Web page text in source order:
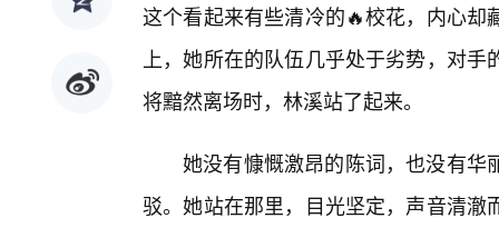
这个看起来有些清冷的🔥校花，内心
上，她所在的队伍几乎处于劣势，对
将黯然离场时，林溪站了起来。
她没有慷慨激昂的陈词，也没有华
驳。她站在那里，目光坚定，声音清